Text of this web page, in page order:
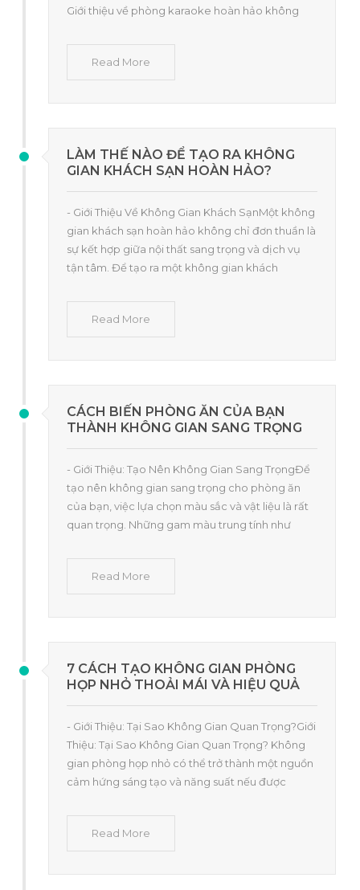
Giới thiệu về phòng karaoke hoàn hảo không
Read More
LÀM THẾ NÀO ĐỂ TẠO RA KHÔNG
GIAN KHÁCH SẠN HOÀN HẢO?
- Giới Thiệu Về Không Gian Khách SạnMột không
gian khách sạn hoàn hảo không chỉ đơn thuần là
sự kết hợp giữa nội thất sang trọng và dịch vụ
tận tâm. Để tạo ra một không gian khách
Read More
CÁCH BIẾN PHÒNG ĂN CỦA BẠN
THÀNH KHÔNG GIAN SANG TRỌNG
- Giới Thiệu: Tạo Nên Không Gian Sang TrọngĐể
tạo nên không gian sang trọng cho phòng ăn
của bạn, việc lựa chọn màu sắc và vật liệu là rất
quan trọng. Những gam màu trung tính như
Read More
7 CÁCH TẠO KHÔNG GIAN PHÒNG
HỌP NHỎ THOẢI MÁI VÀ HIỆU QUẢ
- Giới Thiệu: Tại Sao Không Gian Quan Trọng?Giới
Thiệu: Tại Sao Không Gian Quan Trọng? Không
gian phòng họp nhỏ có thể trở thành một nguồn
cảm hứng sáng tạo và năng suất nếu được
Read More